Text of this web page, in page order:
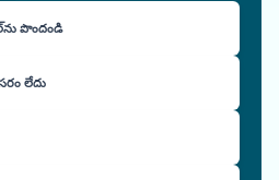
పొందండి
లేదు